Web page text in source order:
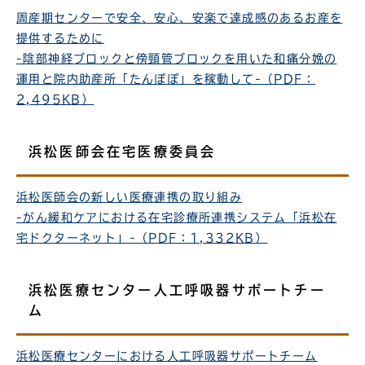
周産期センターで安全、安心、安楽で達成感のあるお産を
提供するために
-陰部神経ブロックと傍頸管ブロックを用いた和痛分娩の
運用と院内助産所「たんぽぽ」を稼動して-（PDF：
2,495KB）
浜松医師会在宅医療委員会
浜松医師会の新しい医療連携の取り組み
-がん緩和ケアにおける在宅診療所連携システム「浜松在
宅ドクターネット」-（PDF：1,332KB）
浜松医療センター人工呼吸器サポートチー
ム
浜松医療センターにおける人工呼吸器サポートチーム